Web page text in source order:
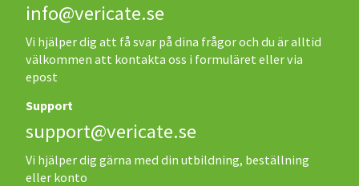
info@vericate.se
Vi hjälper dig att få svar på dina frågor och du är alltid
välkommen att kontakta oss i formuläret eller via
epost
Support
support@vericate.se
Vi hjälper dig gärna med din utbildning, beställning
eller konto